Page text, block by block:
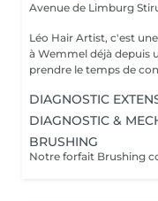
Avenue de Limburg
Léo Hair Artist, c'est
à Wemmel déjà depuis
prendre le temps de
DIAGNOSTIC
DIAGNOSTIC &
BRUSHING